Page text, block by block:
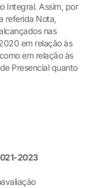
Integral. Assim, por
referida Nota,
nas
em relação às
em relação às
Presencial quanto
2023